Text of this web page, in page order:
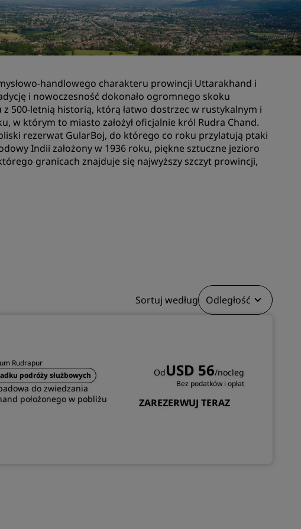
wydarzeń
Lokale na wesele
Zrównoważone pobyty
Pobyty drużyn sportowych
Hotele w centrum miasta
Zapraszamy na nasz blog
Radisson Rewards
Odkryj program Radisson
handlowego charakteru prowincji Uttarakhand i
i nowoczesność dokonało ogromnego skoku
500-letnią historią, którą łatwo dostrzec w rustykalnym i
w którym to miasto założył oficjalnie król Rudra Chand.
rezerwat GularBoj, do którego co roku przylatują ptaki
Indii założony w 1936 roku, piękne sztuczne jezioro
granicach znajduje się najwyższy szczyt prowincji,
Sortuj według Odległość
Rudrapur
podróży służbowych
do zwiedzania
położonego w pobliżu
OdUSD 56/nocleg
Bez podatków i opłat
ZAREZERWUJ TERAZ